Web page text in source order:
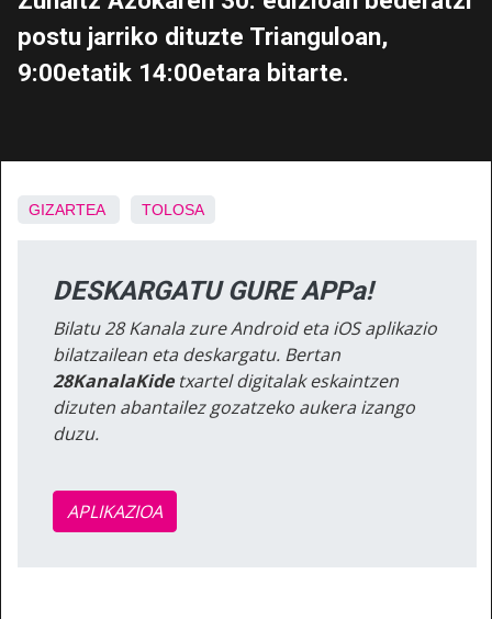
postu jarriko dituzte Trianguloan,
9:00etatik 14:00etara bitarte.
GIZARTEA TOLOSA
DESKARGATU GURE APPa!
Bilatu 28 Kanala zure Android eta iOS aplikazio
bilatzailean eta deskargatu. Bertan
28KanalaKidetxartel digitalak eskaintzen
dizuten abantailez gozatzeko aukera izango
duzu.
APLIKAZIOA